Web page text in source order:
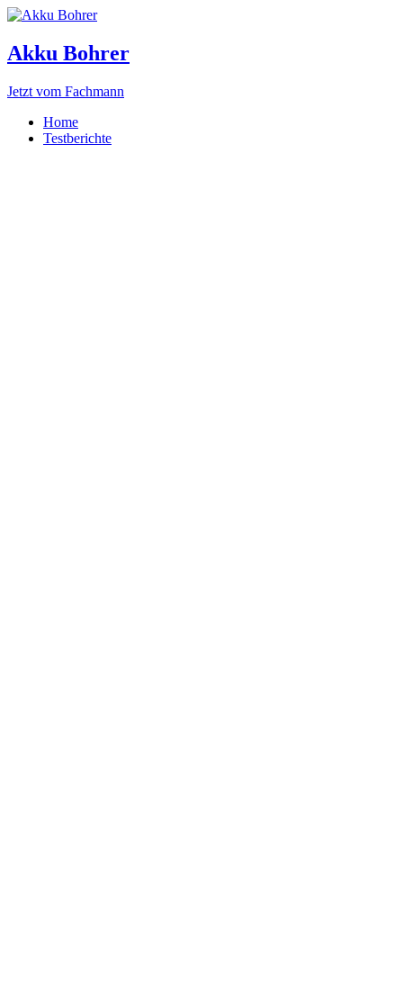
Akku Bohrer
Jetzt vom Fachmann
Home
Testberichte